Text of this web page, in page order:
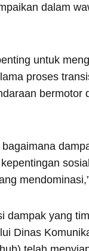
dalam
untuk
proses
bermotor
dampak yang
Dinas